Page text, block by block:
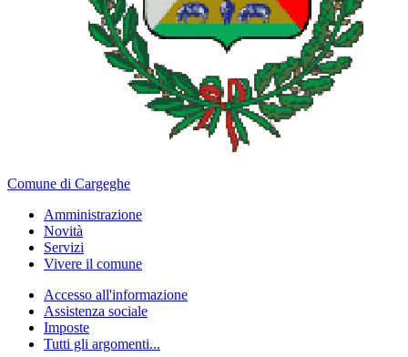
Comune di Cargeghe
Amministrazione
Novità
Servizi
Vivere il comune
Accesso all'informazione
Assistenza sociale
Imposte
Tutti gli argomenti...